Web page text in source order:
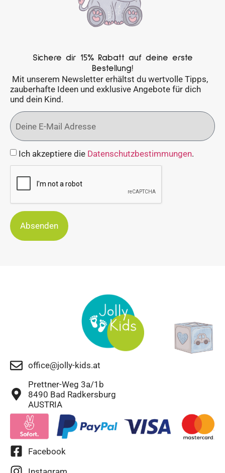
Sichere dir 15% Rabatt auf deine erste
Bestellung!
Mit unserem Newsletter erhältst du wertvolle Tipps,
zauberhafte Ideen und exklusive Angebote für dich
und dein Kind.
Ich akzeptiere die Datenschutzbestimmungen.
Absenden
office@jolly-kids.at
Prettner-Weg 3a/1b
8490 Bad Radkersburg
AUSTRIA
Facebook